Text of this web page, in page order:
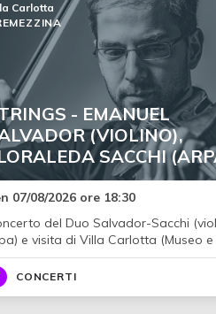
- EMANUEL
(VIOLINO),
SACCHI
Carlotta
07/08/2026 ore 18:30
del Duo Salvador-Sacchi
e visita di Villa Carlotta (Museo e
CONCERTI